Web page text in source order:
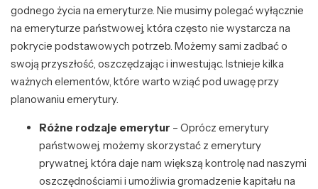
godnego życia na emeryturze. Nie musimy polegać wyłącznie
na emeryturze państwowej, która często nie wystarcza na
pokrycie podstawowych potrzeb. Możemy sami zadbać o
swoją przyszłość, oszczędzając i inwestując. Istnieje kilka
ważnych elementów, które warto wziąć pod uwagę przy
planowaniu emerytury.
Różne rodzaje emerytur – Oprócz emerytury
państwowej, możemy skorzystać z emerytury
prywatnej, która daje nam większą kontrolę nad naszymi
oszczędnościami i umożliwia gromadzenie kapitału na